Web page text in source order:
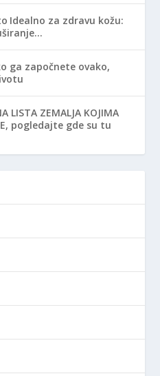
Idealno za zdravu kožu:
ga započnete ovako,
LISTA ZEMALJA KOJIMA
pogledajte gde su tu